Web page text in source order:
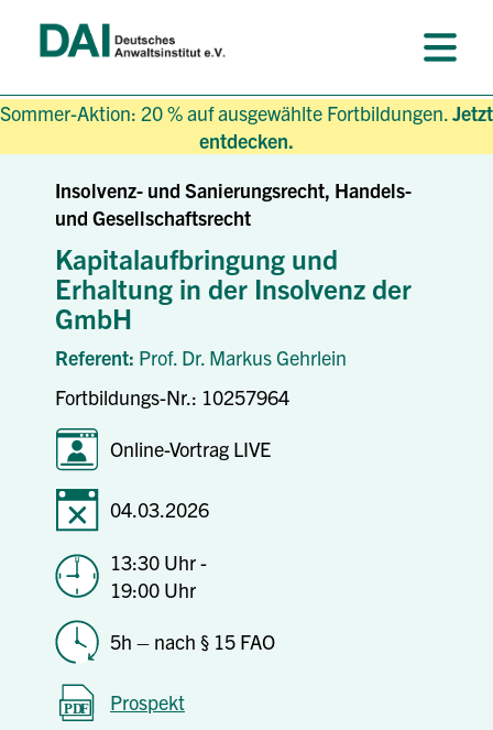
Sommer-Aktion: 20 % auf ausgewählte Fortbildungen.Jetzt
entdecken.
Insolvenz- und Sanierungsrecht, Handels-
und Gesellschaftsrecht
Kapitalaufbringung und
Erhaltung in der Insolvenz der
GmbH
Referent: Prof. Dr. Markus Gehrlein
Fortbildungs-Nr.: 10257964
Online-Vortrag LIVE
04.03.2026
13:30 Uhr -
19:00 Uhr
5h – nach § 15 FAO
Prospekt